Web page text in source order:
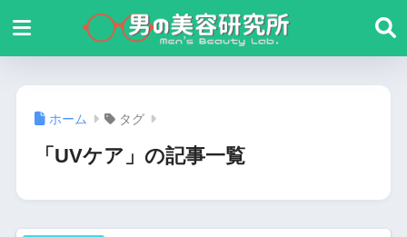
ホーム タグ
「UVケア」の記事一覧